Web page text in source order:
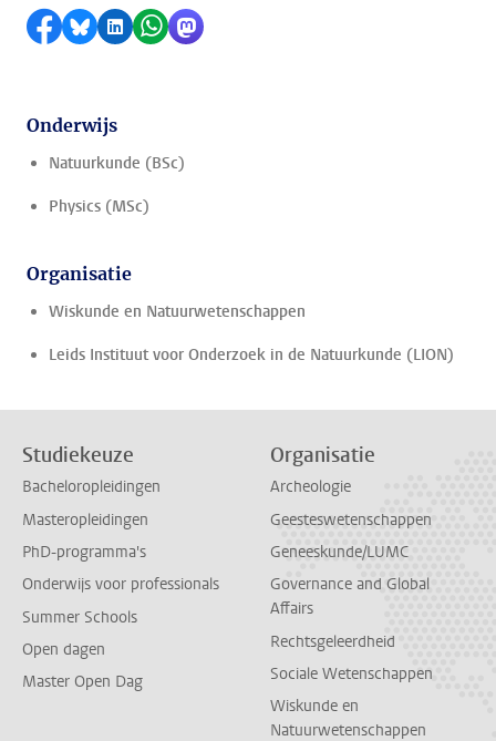
Delen op Facebook
Delen via Bluesky
Delen op LinkedIn
Delen via WhatsApp
Delen via Mastodon
Onderwijs
Natuurkunde (BSc)
Physics (MSc)
Organisatie
Wiskunde en Natuurwetenschappen
Leids Instituut voor Onderzoek in de Natuurkunde (LION)
Studiekeuze
Bacheloropleidingen
Masteropleidingen
PhD-programma's
Onderwijs voor professionals
Summer Schools
Open dagen
Master Open Dag
Organisatie
Archeologie
Geesteswetenschappen
Geneeskunde/LUMC
Governance and Global
Affairs
Rechtsgeleerdheid
Sociale Wetenschappen
Wiskunde en
Natuurwetenschappen